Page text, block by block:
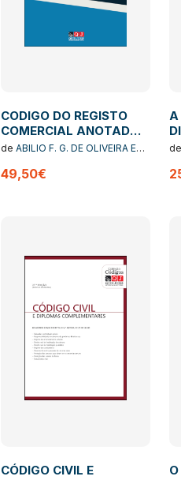
CODIGO DO REGISTO
COMERCIAL ANOTADO E
COMENTADO
de ABILIO F. G. DE OLIVEIRA E
49,50€
A
de
CÓDIGO CIVIL E